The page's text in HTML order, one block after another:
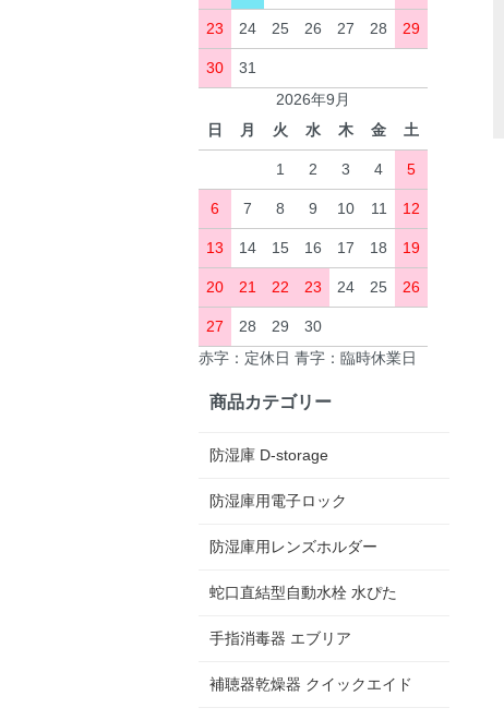
23 24 25 26 27 28 29
30
31
2026年9月
日
月 火 水 木 金 土
1 2 3 4 5
6 7 8 9 10 11 12
13 14 15 16 17 18 19
20 21 22 23 24 25 26
27 28 29
30
赤字：定休日 青字：臨時休業日
商品カテゴリー
防湿庫 D-storage
防湿庫用電子ロック
防湿庫用レンズホルダー
蛇口直結型自動水栓 水ぴた
手指消毒器 エブリア
補聴器乾燥器 クイックエイド